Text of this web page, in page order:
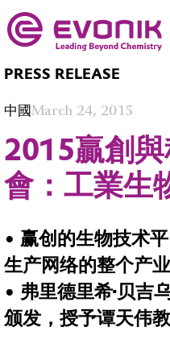
PRESS RELEASE
中國March 24, 2015
2015贏創
會：工業生
• 赢创的生物技术
生产网络的整个产业
• 弗里德里希·贝吉
颁发，授予谭天伟教